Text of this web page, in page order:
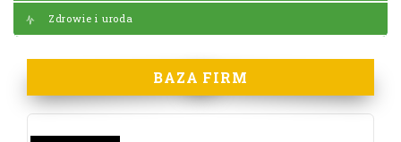
Zdrowie i uroda
BAZA FIRM